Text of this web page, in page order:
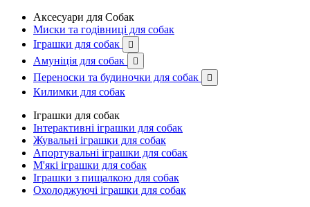
Аксесуари для Собак
Миски та годівниці для собак
Іграшки для собак

Амуніція для собак 
Переноски та будиночки для собак 
Килимки для собак
Іграшки для собак
Інтерактивні іграшки для собак
Жувальні іграшки для собак
Апортувальні іграшки для собак
М'які іграшки для собак
Іграшки з пищалкою для собак
Охолоджуючі іграшки для собак